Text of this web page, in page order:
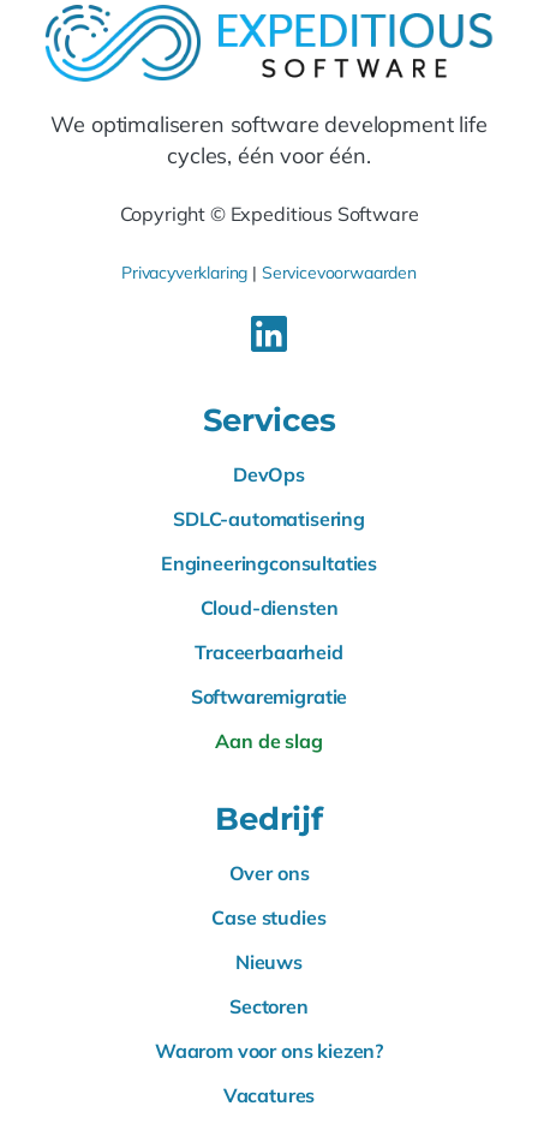
We optimaliseren software development life
cycles, één voor één.
Copyright © Expeditious Software
Privacyverklaring | Servicevoorwaarden
Services
DevOps
SDLC-automatisering
Engineeringconsultaties
Cloud-diensten
Traceerbaarheid
Softwaremigratie
Aan de slag
Bedrijf
Over ons
Case studies
Nieuws
Sectoren
Waarom voor ons kiezen?
Vacatures